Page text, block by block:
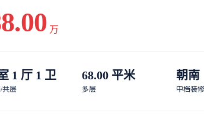
万
1 厅 1 卫
共层
68.00 平米
多层
朝南
中档装修